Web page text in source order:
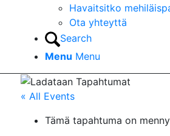
Havaitsitko
Ota yhteyttä
Search
Menu Menu
« All Events
Tämä tapahtuma on